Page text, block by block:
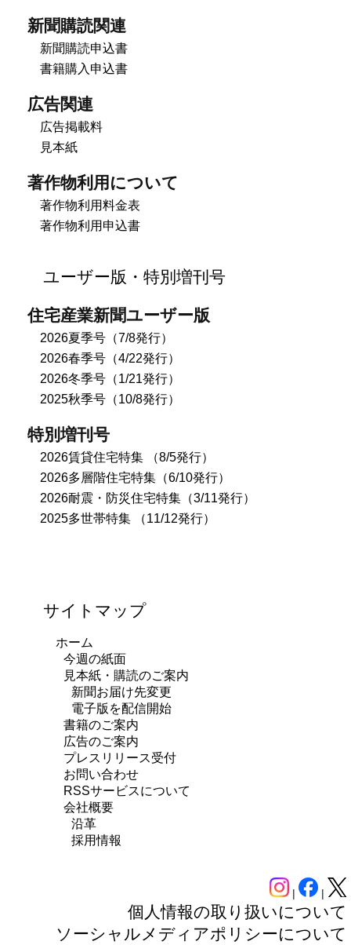
新聞購読関連
新聞購読申込書
書籍購入申込書
広告関連
広告掲載料
見本紙
著作物利用について
著作物利用料金表
著作物利用申込書
ユーザー版・特別増刊号
住宅産業新聞ユーザー版
2026夏季号（7/8発行）
2026春季号（4/22発行）
2026冬季号（1/21発行）
2025秋季号（10/8発行）
特別増刊号
2026賃貸住宅特集 （8/5発行）
2026多層階住宅特集（6/10発行）
2026耐震・防災住宅特集（3/11発行）
2025多世帯特集 （11/12発行）
サイトマップ
ホーム
今週の紙面
見本紙・購読のご案内
新聞お届け先変更
電子版を配信開始
書籍のご案内
広告のご案内
プレスリリース受付
お問い合わせ
RSSサービスについて
会社概要
沿革
採用情報
| |
個人情報の取り扱いについて
ソーシャルメディアポリシーについて